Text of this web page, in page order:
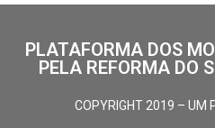
PLATAFORMA DOS
PELA REFORMA DO
COPYRIGHT 2019 – UM